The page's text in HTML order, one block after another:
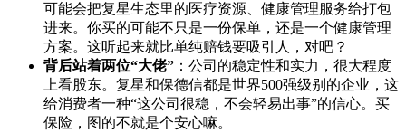
可能会把复星生态里的医疗资源、健康管理服务给打包
进来。你买的可能不只是一份保单，还是一个健康管理
方案。这听起来就比单纯赔钱要吸引人，对吧？
背后站着两位“大佬” ：公司的稳定性和实力，很大程度
上看股东。复星和保德信都是世界500强级别的企业，这
给消费者一种“这公司很稳，不会轻易出事”的信心。买
保险，图的不就是个安心嘛。